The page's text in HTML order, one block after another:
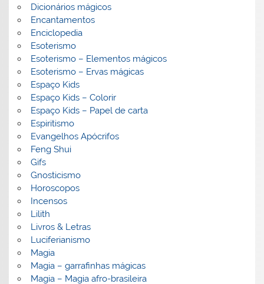
Dicionários mágicos
Encantamentos
Enciclopedia
Esoterismo
Esoterismo – Elementos mágicos
Esoterismo – Ervas mágicas
Espaço Kids
Espaço Kids – Colorir
Espaço Kids – Papel de carta
Espiritismo
Evangelhos Apócrifos
Feng Shui
Gifs
Gnosticismo
Horoscopos
Incensos
Lilith
Livros & Letras
Luciferianismo
Magia
Magia – garrafinhas mágicas
Magia – Magia afro-brasileira